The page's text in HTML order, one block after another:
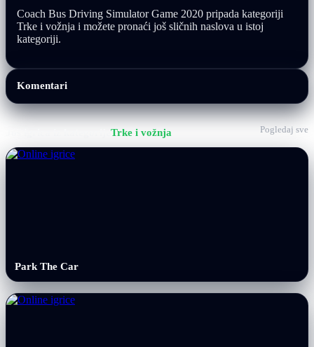
Coach Bus Driving Simulator Game 2020 pripada kategoriji
Trke i vožnja i možete pronaći još sličnih naslova u istoj
kategoriji.
Komentari
Trke i vožnja Pogledaj sve
Park The Car